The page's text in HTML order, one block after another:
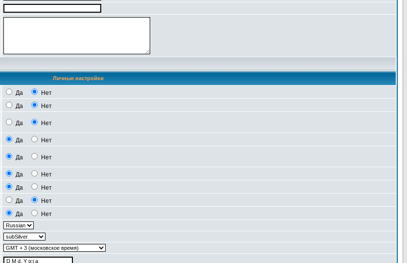
Личные настройки
Да
Нет
Да
Нет
Да Нет
Да
Нет
Да Нет
Да
Нет
Да
Нет
Да
Нет
Да
Нет